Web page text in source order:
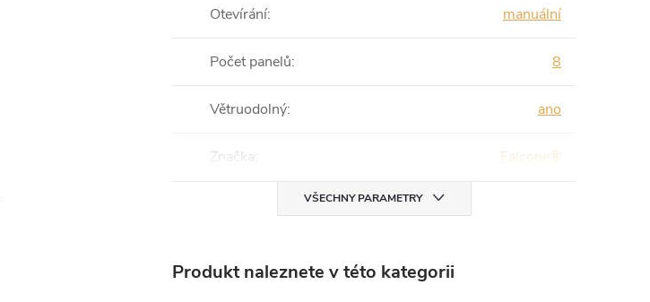
Otevírání: manuální
Počet panelů: 8
Větruodolný: ano
Značka: Falcone®
VŠECHNY PARAMETRY
Produkt naleznete v této kategorii